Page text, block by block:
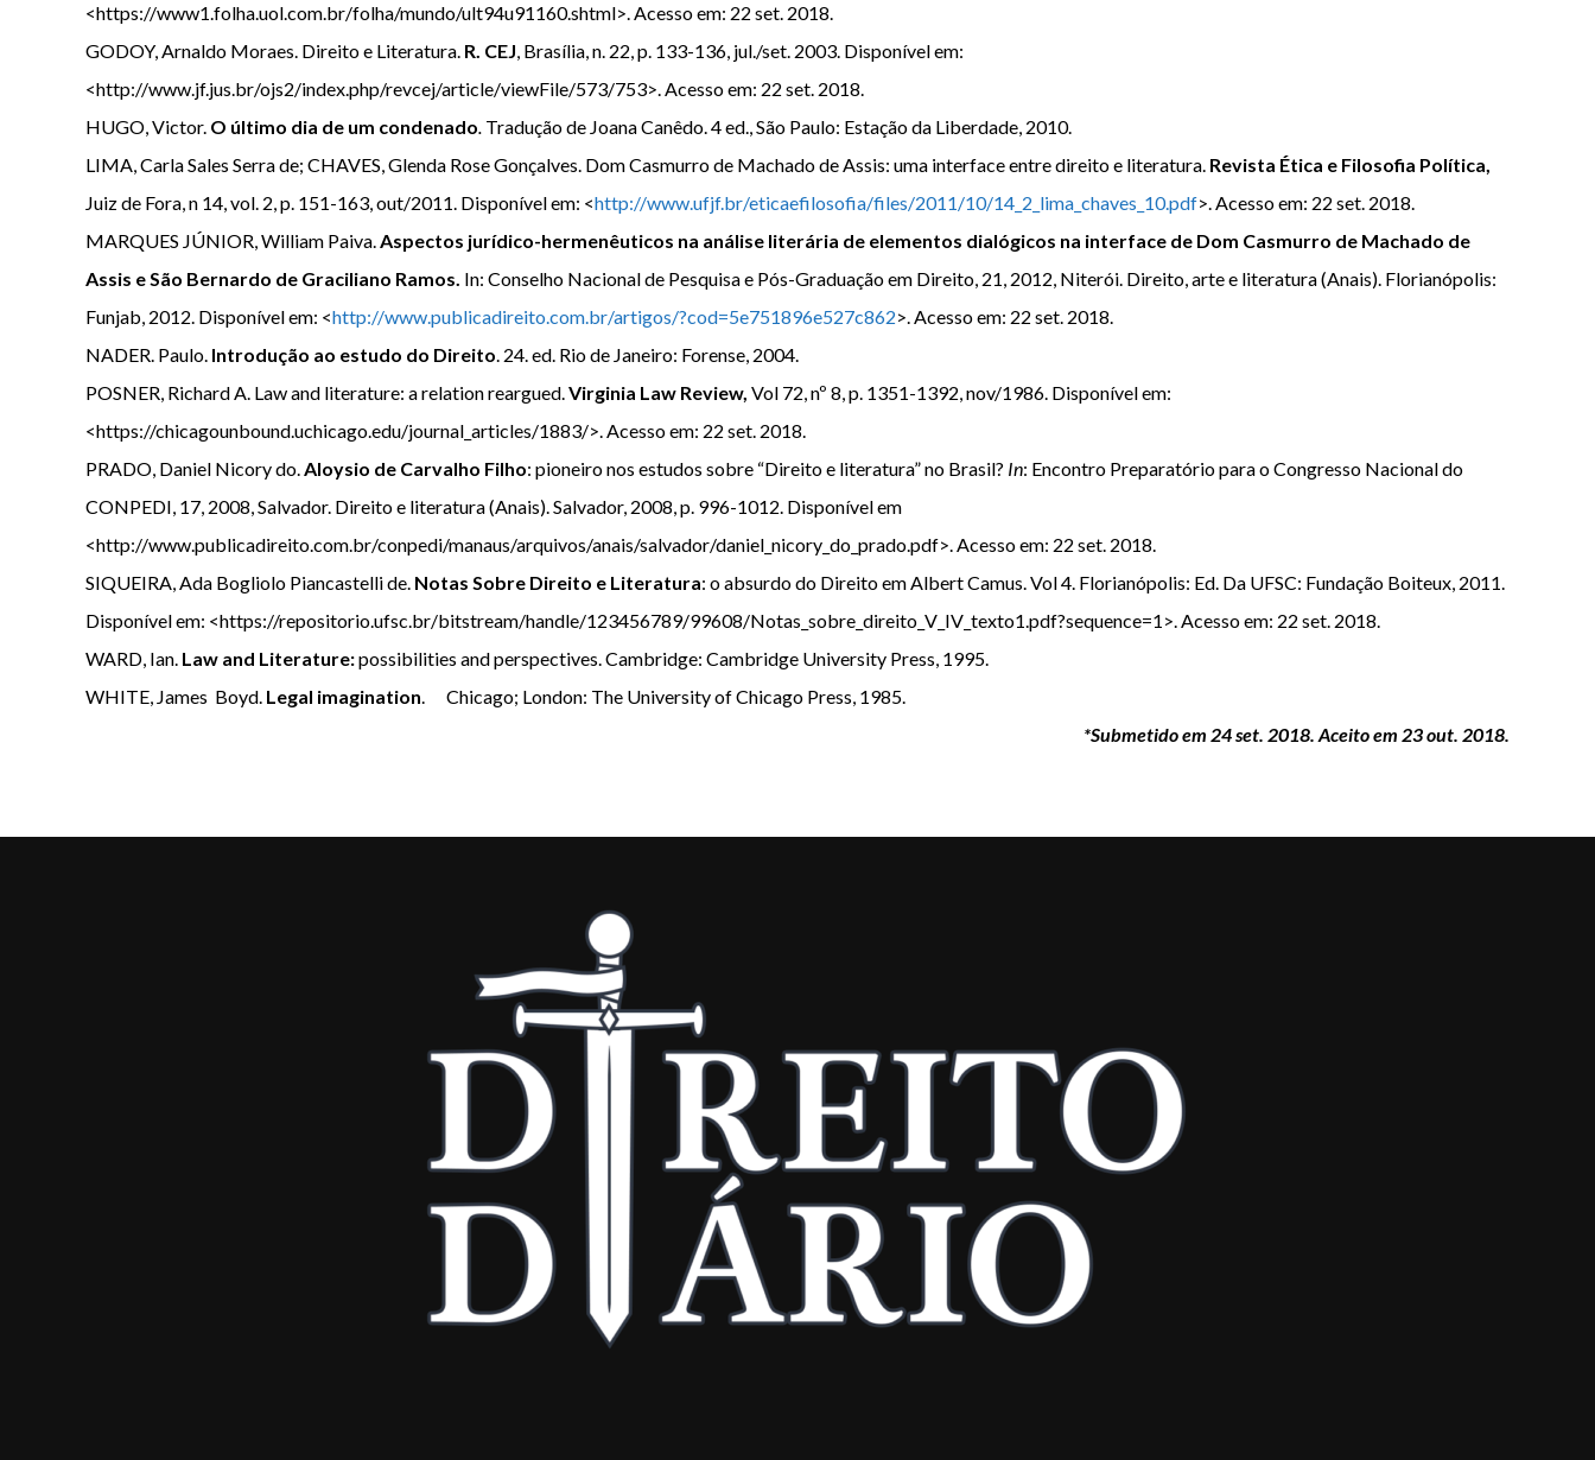
<https://www1.folha.uol.com.br/folha/mundo/ult94u91160.shtml>. Acesso em: 22 set. 2018.
GODOY, Arnaldo Moraes. Direito e Literatura. R. CEJ, Brasília, n. 22, p. 133-136, jul./set. 2003. Disponível em:
<http://www.jf.jus.br/ojs2/index.php/revcej/article/viewFile/573/753>. Acesso em: 22 set. 2018.
HUGO, Victor. O último dia de um condenado. Tradução de Joana Canêdo. 4 ed., São Paulo: Estação da Liberdade, 2010.
LIMA, Carla Sales Serra de; CHAVES, Glenda Rose Gonçalves. Dom Casmurro de Machado de Assis: uma interface entre direito e literatura. Revista Ética e Filosofia Política,
Juiz de Fora, n 14, vol. 2, p. 151-163, out/2011. Disponível em: <http://www.ufjf.br/eticaefilosofia/files/2011/10/14_2_lima_chaves_10.pdf>. Acesso em: 22 set. 2018.
MARQUES JÚNIOR, William Paiva.Aspectos jurídico-hermenêuticos na análise literária de elementos dialógicos na interface de Dom Casmurro de Machado de
Assis e São Bernardo de Graciliano Ramos. In: Conselho Nacional de Pesquisa e Pós-Graduação em Direito, 21, 2012, Niterói. Direito, arte e literatura (Anais). Florianópolis:
Funjab, 2012. Disponível em: <http://www.publicadireito.com.br/artigos/?cod=5e751896e527c862>. Acesso em: 22 set. 2018.
NADER. Paulo. Introdução ao estudo do Direito. 24. ed. Rio de Janeiro: Forense, 2004.
POSNER, Richard A. Law and literature: a relation reargued.Virginia Law Review, Vol 72, nº 8, p. 1351-1392, nov/1986. Disponível em:
<https://chicagounbound.uchicago.edu/journal_articles/1883/>. Acesso em: 22 set. 2018.
PRADO, Daniel Nicory do.Aloysio de Carvalho Filho: pioneiro nos estudos sobre “Direito e literatura” no Brasil? In: Encontro Preparatório para o Congresso Nacional do
CONPEDI, 17, 2008, Salvador. Direito e literatura (Anais). Salvador, 2008, p. 996-1012. Disponível em
<http://www.publicadireito.com.br/conpedi/manaus/arquivos/anais/salvador/daniel_nicory_do_prado.pdf>. Acesso em: 22 set. 2018.
SIQUEIRA, Ada Bogliolo Piancastelli de. Notas Sobre Direito e Literatura: o absurdo do Direito em Albert Camus. Vol 4. Florianópolis: Ed. Da UFSC: Fundação Boiteux, 2011.
Disponível em: <https://repositorio.ufsc.br/bitstream/handle/123456789/99608/Notas_sobre_direito_V_IV_texto1.pdf?sequence=1>. Acesso em: 22 set. 2018.
WARD, Ian. Law and Literature:possibilities and perspectives. Cambridge: Cambridge University Press, 1995.
WHITE, James Boyd. Legal imagination. Chicago; London: The University of Chicago Press, 1985.
*Submetido em 24 set. 2018. Aceito em 23 out. 2018.